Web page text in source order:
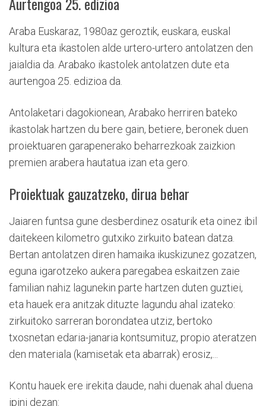
Araba Euskaraz, 1980az geroztik, euskara, euskal
kultura eta ikastolen alde urtero-urtero antolatzen den
jaialdia da. Arabako ikastolek antolatzen dute eta
aurtengoa 25. edizioa da.
Antolaketari dagokionean, Arabako herriren bateko
ikastolak hartzen du bere gain, betiere, beronek duen
proiektuaren garapenerako beharrezkoak zaizkion
premien arabera hautatua izan eta gero.
Proiektuak gauzatzeko, dirua behar
Jaiaren funtsa gune desberdinez osaturik eta oinez ibil
daitekeen kilometro gutxiko zirkuito batean datza.
Bertan antolatzen diren hamaika ikuskizunez gozatzen,
eguna igarotzeko aukera paregabea eskaitzen zaie
familian nahiz lagunekin parte hartzen duten guztiei,
eta hauek era anitzak dituzte lagundu ahal izateko:
zirkuitoko sarreran borondatea utziz, bertoko
txosnetan edaria-janaria kontsumituz, propio ateratzen
den materiala (kamisetak eta abarrak) erosiz,...
Kontu hauek ere irekita daude, nahi duenak ahal duena
ipini dezan: